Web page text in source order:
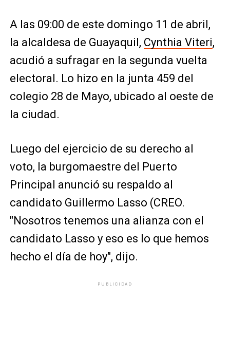
A las 09:00 de este domingo 11 de abril,
la alcaldesa de Guayaquil, Cynthia Viteri,
acudió a sufragar en la segunda vuelta
electoral. Lo hizo en la junta 459 del
colegio 28 de Mayo, ubicado al oeste de
la ciudad.
Luego del ejercicio de su derecho al
voto, la burgomaestre del Puerto
Principal anunció su respaldo al
candidato Guillermo Lasso (CREO.
"Nosotros tenemos una alianza con el
candidato Lasso y eso es lo que hemos
hecho el día de hoy", dijo.
PUBLICIDAD